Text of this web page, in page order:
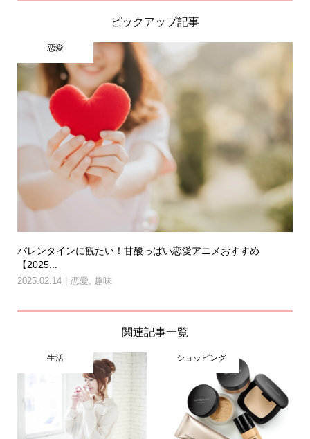
ピックアップ記事
恋愛
バレンタインに観たい！甘酸っぱい恋愛アニメおすすめ
【2025...
2025.02.14 恋愛, 趣味
関連記事一覧
生活 ショッピング